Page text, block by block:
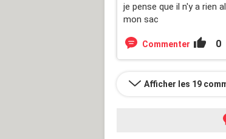
je pense que il n'y a rien
mon sac
Commenter 0
Afficher les 19